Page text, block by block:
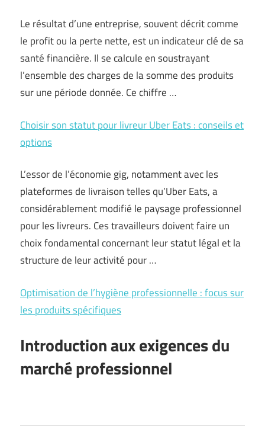
Le résultat d’une entreprise, souvent décrit comme
le profit ou la perte nette, est un indicateur clé de sa
santé financière. Il se calcule en soustrayant
l’ensemble des charges de la somme des produits
sur une période donnée. Ce chiffre …
Choisir son statut pour livreur Uber Eats : conseils et
options
L’essor de l’économie gig, notamment avec les
plateformes de livraison telles qu’Uber Eats, a
considérablement modifié le paysage professionnel
pour les livreurs. Ces travailleurs doivent faire un
choix fondamental concernant leur statut légal et la
structure de leur activité pour …
Optimisation de l’hygiène professionnelle : focus sur
les produits spécifiques
Introduction aux exigences du
marché professionnel